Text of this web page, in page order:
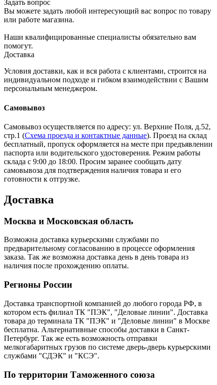
Задать вопрос
Вы можете задать любой интересующий вас вопрос по товару
или работе магазина.
Наши квалифицированные специалисты обязательно вам
помогут.
Доставка
Условия доставки, как и вся работа с клиентами, строится на
индивидуальном подходе и гибком взаимодействии с Вашим
персональным менеджером.
Самовывоз
Самовывоз осуществляется по адресу: ул. Верхние Поля, д.52,
стр.1 (Схема проезда и контактные данные). Проезд на склад
бесплатный, пропуск оформляется на месте при предъявлении
паспорта или водительского удостоверения. Режим работы
склада с 9:00 до 18:00. Просим заранее сообщать дату
самовывоза для подтверждения наличия товара и его
готовности к отгрузке.
Доставка
Москва и Московская область
Возможна доставка курьерскими службами по
предварительному согласованию в процессе оформления
заказа. Так же возможна доставка день в день товара из
наличия после прохождению оплаты.
Регионы России
Доставка транспортной компанией до любого города РФ, в
котором есть филиал ТК "ПЭК", "Деловые линии". Доставка
товара до терминала ТК "ПЭК" и "Деловые линии" в Москве
бесплатна. Альтернативные способы доставки в Санкт-
Петербург. Так же есть возможность отправки
мелкогабаритных грузов по системе дверь-дверь курьерскими
службами "СДЭК" и "КСЭ".
По территории Таможенного союза